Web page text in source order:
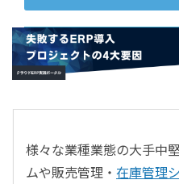
ERP
会計
CRM／営業支援／Eコマ
DX（2025年の崖）／ク
様々な業種業態の大手中
ムや販売管理・ 在庫管理